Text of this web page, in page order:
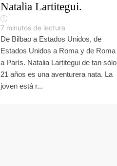
Natalia Lartitegui.
7 minutos de lectura
De Bilbao a Estados Unidos, de
Estados Unidos a Roma y de Roma
a París. Natalia Lartitegui de tan sólo
21 años es una aventurera nata. La
joven está r...